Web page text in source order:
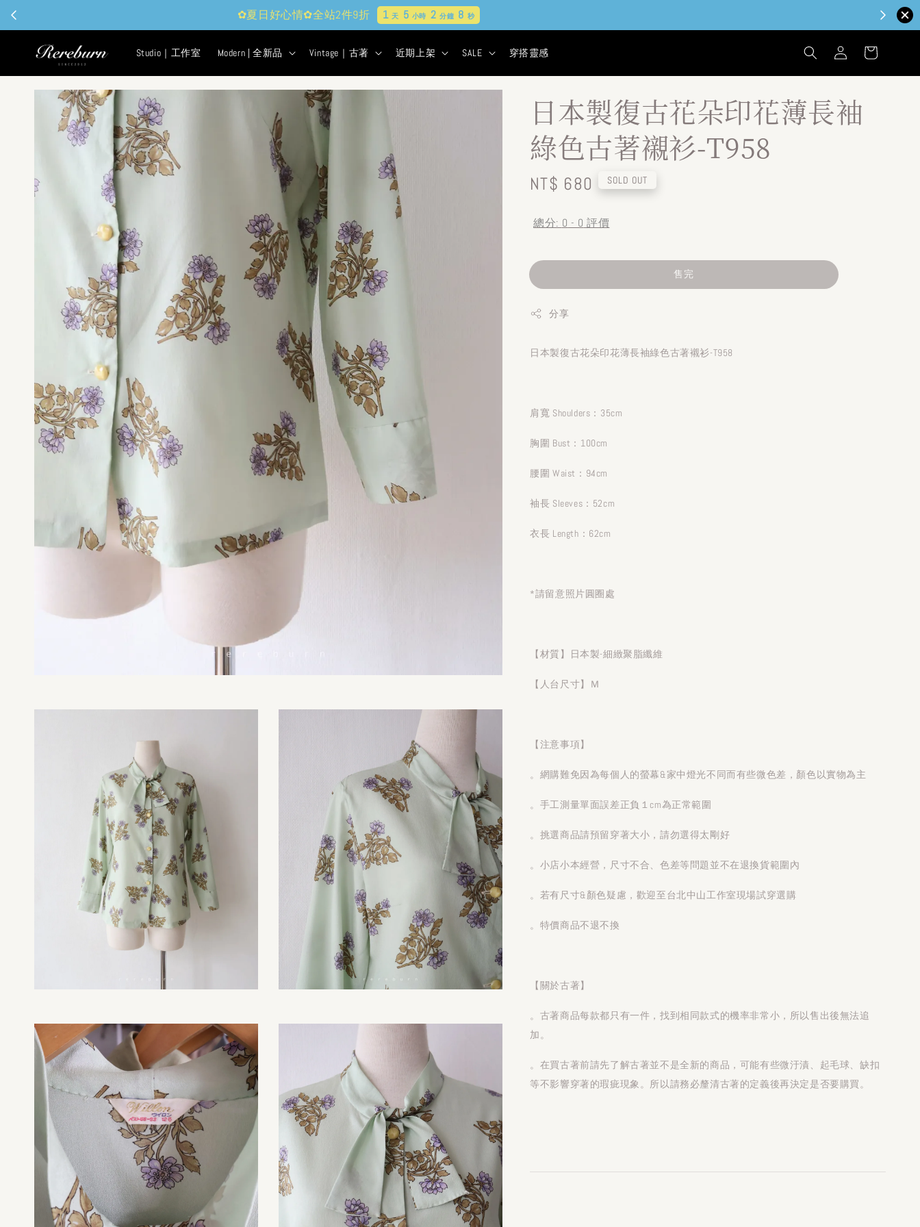
現貨&古著★超商取貨付款$399免運
Studio｜工作室 Modern | 全新品 Vintage｜古著 近期上架 SALE 穿搭靈感
日本製復古花朵印花薄長袖
綠色古著襯衫-T958
Regular
NT$ 680 SOLD OUT
總分: 0 - 0 評價
售完
分享
日本製復古花朵印花薄長袖綠色古著襯衫-T958
肩寬 Shoulders：35cm
胸圍 Bust：100cm
腰圍 Waist：94cm
袖長 Sleeves：52cm
衣長 Length：62cm
*請留意照片圓圈處
【材質】日本製-細緻聚脂纖維
【人台尺寸】Ｍ
【注意事項】
。網購難免因為每個人的螢幕&家中燈光不同而有些微色差，顏色以實物為主
。手工測量單面誤差正負１cm為正常範圍
。挑選商品請預留穿著大小，請勿選得太剛好
。小店小本經營，尺寸不合、色差等問題並不在退換貨範圍內
。若有尺寸&顏色疑慮，歡迎至台北中山工作室現場試穿選購
。特價商品不退不換
【關於古著】
。古著商品每款都只有一件，找到相同款式的機率非常小，所以售出後無法追
加。
。在買古著前請先了解古著並不是全新的商品，可能有些微汙漬、起毛球、缺扣
等不影響穿著的瑕疵現象。所以請務必釐清古著的定義後再決定是否要購買。